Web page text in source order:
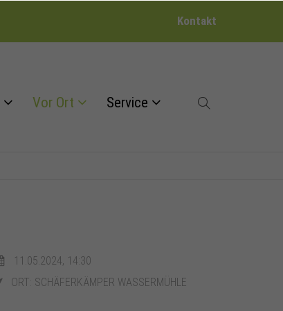
Kontakt
Vor Ort Service
11.05.2024, 14:30
ORT: SCHÄFERKÄMPER WASSERMÜHLE